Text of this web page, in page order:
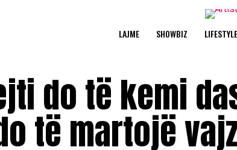
LAJME SHOWBIZ LIFESTYLE
do të kemi
të martojë